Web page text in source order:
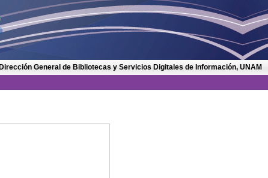
General de Bibliotecas y Servicios Digitales de Información, UNAM